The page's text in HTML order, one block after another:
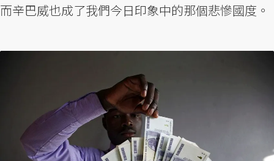
而辛巴威也成了我們今日印象中的那個悲慘國度。